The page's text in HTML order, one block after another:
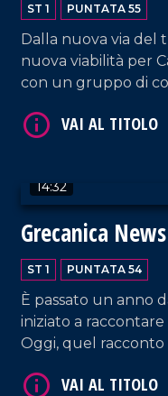
ST 1 PUNTATA 55
Dalla nuova via del
nuova viabilità per
con un gruppo di
all'Area Grecanica.
14:32
Grecanica
ST 1 PUNTATA 54
È passato un anno
iniziato a
Oggi, quel racconto
una mappa
VAI AL TITOLO
VAI AL TITOLO